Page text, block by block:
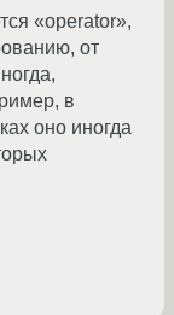
«operator»,
от
в
оно иногда